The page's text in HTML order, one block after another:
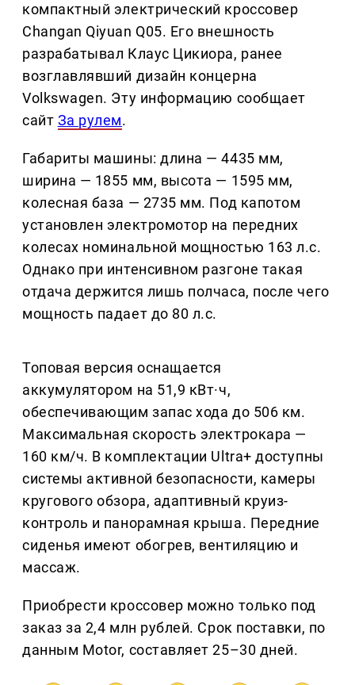
компактный электрический кроссовер
Changan Qiyuan Q05. Его внешность
разрабатывал Клаус Цикиора, ранее
возглавлявший дизайн концерна
Volkswagen. Эту информацию сообщает
сайт За рулем.
Габариты машины: длина — 4435 мм,
ширина — 1855 мм, высота — 1595 мм,
колесная база — 2735 мм. Под капотом
установлен электромотор на передних
колесах номинальной мощностью 163 л.с.
Однако при интенсивном разгоне такая
отдача держится лишь полчаса, после чего
мощность падает до 80 л.с.
Топовая версия оснащается
аккумулятором на 51,9 кВт·ч,
обеспечивающим запас хода до 506 км.
Максимальная скорость электрокара —
160 км/ч. В комплектации Ultra+ доступны
системы активной безопасности, камеры
кругового обзора, адаптивный круиз-
контроль и панорамная крыша. Передние
сиденья имеют обогрев, вентиляцию и
массаж.
Приобрести кроссовер можно только под
заказ за 2,4 млн рублей. Срок поставки, по
данным Motor, составляет 25–30 дней.